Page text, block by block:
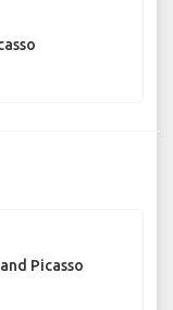
Picasso